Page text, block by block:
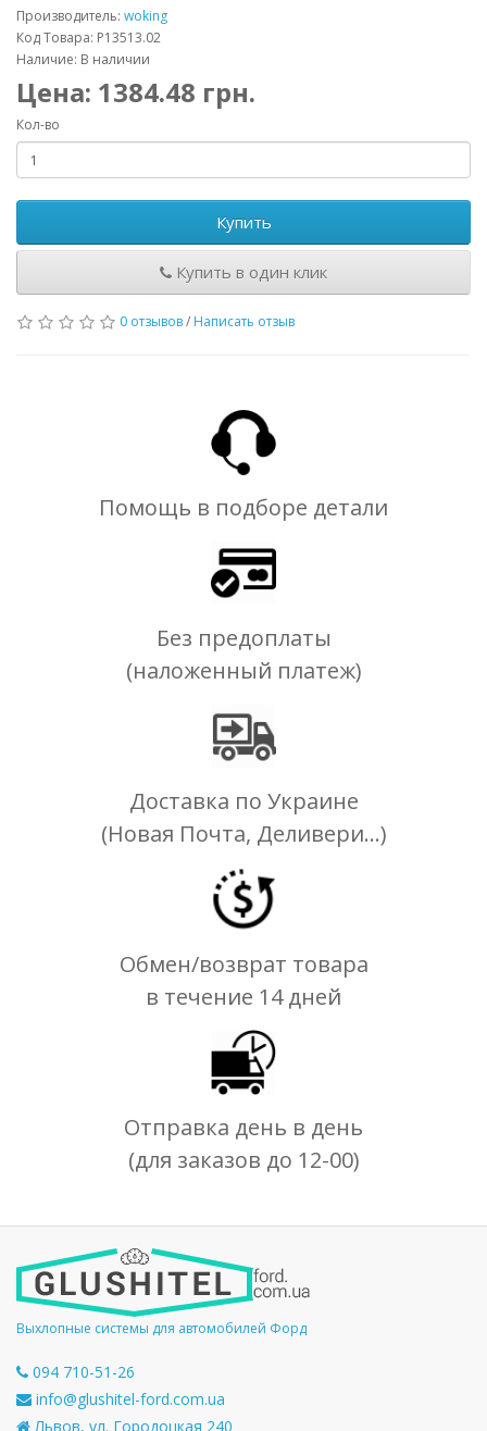
Производитель: woking
Код Товара: P13513.02
Наличие: В наличии
Цена: 1384.48 грн.
Кол-во
Купить
Купить в один клик
0 отзывов/ Написать отзыв
Помощь в подборе детали
Без предоплаты
(наложенный платеж)
Доставка по Украине
(Новая Почта, Деливери...)
Обмен/возврат товара
в течение 14 дней
Отправка день в день
(для заказов до 12-00)
Выхлопные системы для автомобилей Форд
094 710-51-26
info@glushitel-ford.com.ua
Львов, ул. Городоцкая 240